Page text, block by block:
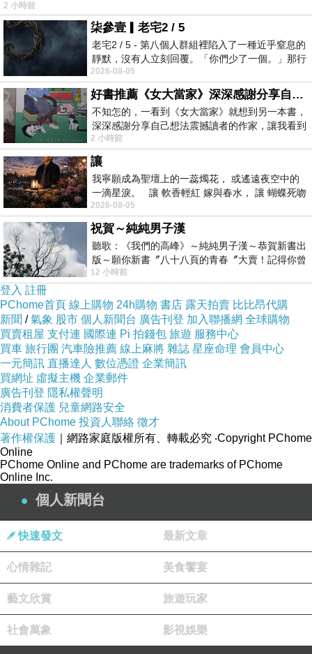
店家在菜單背後有這樣給客倌的一封信
2 小時前
柒參壹▎老宅2 / 5
老宅2 / 5 - 第八個人群組裡陷入了一種近乎窒息的
靜默，沒有人立刻回覆。「你們少了一個。」那行
字像一顆冰冷的鐵釘，硬生生刺進螢
2026-08-05
好書推薦《女大當家》深深感謝分享自己想法震撼讀者的作家，讓我看到不同樣貌的家庭！
不知怎的，一看到《女大當家》就想到另一本書，
深深感謝分享自己想法震撼讀者的作家，讓我看到
不同樣貌的家庭！ 《女大
2 小時前
讓
我寧願成為聖壇上的一蕊燭花， 或遙遠夜空中的
一滴星淚。 讓 軟香輕紅 嫁與春水， 讓 蝴蝶死吻
夏日最後一瓣玫瑰， 讓
2026-08-05
祝賀～純純男子漢
聽歌：《我們的高峰》～純純男子漢～恭賀新書出
版～願你新書〞八十八頁的青春〞大賣！記得你曾
經在我的版留言…「好讚的圖^^感覺大家
12 小時前
登入 註冊
PChome首頁 線上購物 24h購物 書店 露天拍賣 比比昂代購
新聞 /氣象 股市 個人新聞台 廣告刊登 加入聯播網 全球購物
買賣租屋 支付連 國際連 Pi 拍錢包 旅遊 服務中心
買車 旅行團 汽車險推薦 線上麻將 雜誌 星座命理 會員中心
一元簡訊 直播達人 數位憑證 企業簡訊
買網址 虛擬主機 企業郵件
廣告刊登 隱私權聲明
消費者保護 兒童網路安全
About PChome 投資人聯絡 徵才
著作權保護 ｜網路家庭版權所有、轉載必究 ‧Copyright PChome
Online
PChome Online and PChome are trademarks of PChome
Online Inc.
個人新聞台
快速發文 最新文章
心情雜記 美食饗宴
藝文欣賞 旅遊玩家
社會萬象 影視娛樂